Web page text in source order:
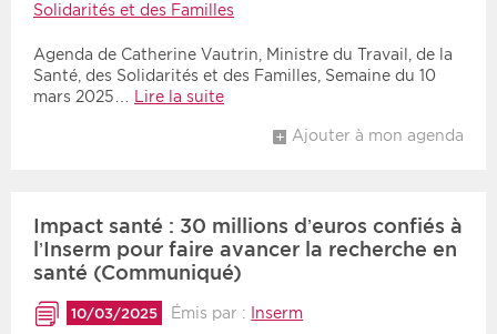
Solidarités et des Familles
Agenda de Catherine Vautrin, Ministre du Travail, de la
Santé, des Solidarités et des Familles, Semaine du 10
mars 2025…
Lire la suite
Ajouter à mon agenda
Impact santé : 30 millions d’euros confiés à
l’Inserm pour faire avancer la recherche en
santé (Communiqué)
10/03/2025 Émis par : Inserm